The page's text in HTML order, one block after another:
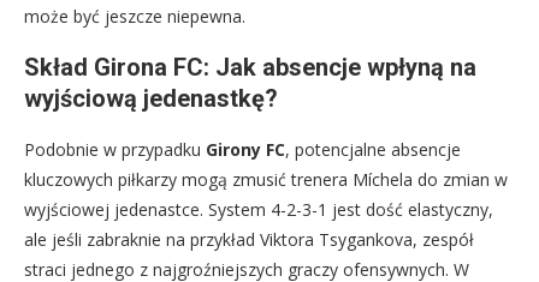
może być jeszcze niepewna.
Skład Girona FC: Jak absencje wpłyną na
wyjściową jedenastkę?
Podobnie w przypadku Girony FC, potencjalne absencje
kluczowych piłkarzy mogą zmusić trenera Míchela do zmian w
wyjściowej jedenastce. System 4-2-3-1 jest dość elastyczny,
ale jeśli zabraknie na przykład Viktora Tsygankova, zespół
straci jednego z najgroźniejszych graczy ofensywnych. W